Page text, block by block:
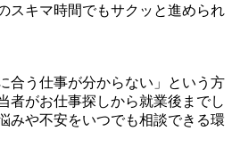
スキマ時間でもサクッと進められ
合う仕事が分からない」という方
者がお仕事探しから就業後までし
みや不安をいつでも相談できる環